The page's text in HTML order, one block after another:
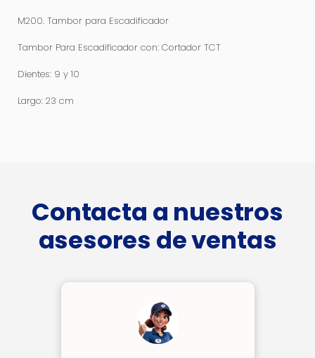
M200. Tambor para Escadificador
Tambor Para Escadificador con: Cortador TCT
Dientes: 9 y 10
Largo: 23 cm
Contacta a nuestros
asesores de ventas